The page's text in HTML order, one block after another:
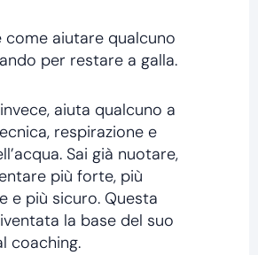
come aiutare qualcuno
per restare a galla.
aiuta qualcuno a
respirazione e
Sai già nuotare,
più forte, più
e più sicuro. Questa
la base del suo
coaching.